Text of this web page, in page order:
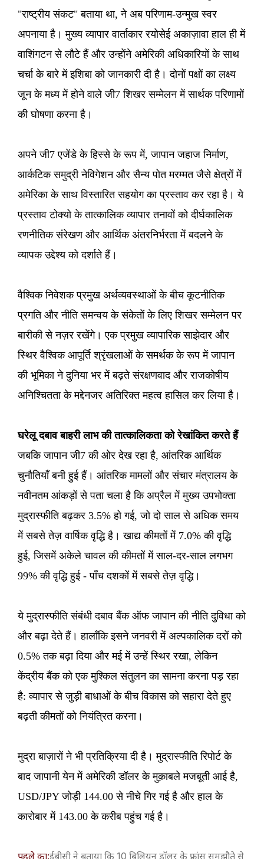
"राष्ट्रीय संकट" बताया था, ने अब परिणाम-उन्मुख स्वर
अपनाया है। मुख्य व्यापार वार्ताकार रयोसेई अकाज़ावा हाल ही में
वाशिंगटन से लौटे हैं और उन्होंने अमेरिकी अधिकारियों के साथ
चर्चा के बारे में इशिबा को जानकारी दी है। दोनों पक्षों का लक्ष्य
जून के मध्य में होने वाले जी7 शिखर सम्मेलन में सार्थक परिणामों
की घोषणा करना है।
अपने जी7 एजेंडे के हिस्से के रूप में, जापान जहाज निर्माण,
आर्कटिक समुद्री नेविगेशन और सैन्य पोत मरम्मत जैसे क्षेत्रों में
अमेरिका के साथ विस्तारित सहयोग का प्रस्ताव कर रहा है। ये
प्रस्ताव टोक्यो के तात्कालिक व्यापार तनावों को दीर्घकालिक
रणनीतिक संरेखण और आर्थिक अंतरनिर्भरता में बदलने के
व्यापक उद्देश्य को दर्शाते हैं।
वैश्विक निवेशक प्रमुख अर्थव्यवस्थाओं के बीच कूटनीतिक
प्रगति और नीति समन्वय के संकेतों के लिए शिखर सम्मेलन पर
बारीकी से नज़र रखेंगे। एक प्रमुख व्यापारिक साझेदार और
स्थिर वैश्विक आपूर्ति श्रृंखलाओं के समर्थक के रूप में जापान
की भूमिका ने दुनिया भर में बढ़ते संरक्षणवाद और राजकोषीय
अनिश्चितता के मद्देनजर अतिरिक्त महत्व हासिल कर लिया है।
घरेलू दबाव बाहरी लाभ की तात्कालिकता को रेखांकित करते हैं
जबकि जापान जी7 की ओर देख रहा है, आंतरिक आर्थिक
चुनौतियाँ बनी हुई हैं। आंतरिक मामलों और संचार मंत्रालय के
नवीनतम आंकड़ों से पता चला है कि अप्रैल में मुख्य उपभोक्ता
मुद्रास्फीति बढ़कर 3.5% हो गई, जो दो साल से अधिक समय
में सबसे तेज़ वार्षिक वृद्धि है। खाद्य कीमतों में 7.0% की वृद्धि
हुई, जिसमें अकेले चावल की कीमतों में साल-दर-साल लगभग
99% की वृद्धि हुई - पाँच दशकों में सबसे तेज़ वृद्धि।
ये मुद्रास्फीति संबंधी दबाव बैंक ऑफ जापान की नीति दुविधा को
और बढ़ा देते हैं। हालाँकि इसने जनवरी में अल्पकालिक दरों को
0.5% तक बढ़ा दिया और मई में उन्हें स्थिर रखा, लेकिन
केंद्रीय बैंक को एक मुश्किल संतुलन का सामना करना पड़ रहा
है: व्यापार से जुड़ी बाधाओं के बीच विकास को सहारा देते हुए
बढ़ती कीमतों को नियंत्रित करना।
मुद्रा बाज़ारों ने भी प्रतिक्रिया दी है। मुद्रास्फीति रिपोर्ट के
बाद जापानी येन में अमेरिकी डॉलर के मुक़ाबले मजबूती आई है,
USD/JPY जोड़ी 144.00 से नीचे गिर गई है और हाल के
कारोबार में 143.00 के करीब पहुंच गई है।
पहले का:​ईबीसी ने बताया कि 10 बिलियन डॉलर के फ्रांस समझौते से